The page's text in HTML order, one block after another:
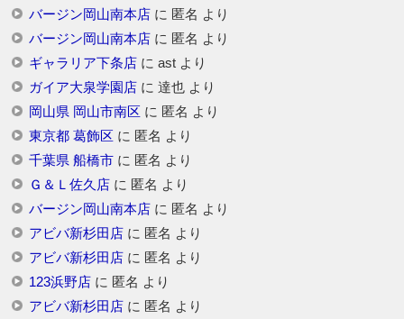
バージン岡山南本店に 匿名 より
バージン岡山南本店に 匿名 より
ギャラリア下条店に astより
ガイア大泉学園店に 達也より
岡山県 岡山市南区 に 匿名 より
東京都 葛飾区 に 匿名 より
千葉県 船橋市に 匿名 より
Ｇ＆Ｌ佐久店に 匿名 より
バージン岡山南本店に 匿名 より
アビバ新杉田店に 匿名 より
アビバ新杉田店に 匿名 より
123浜野店に 匿名 より
アビバ新杉田店に 匿名 より